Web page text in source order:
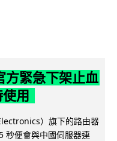
方緊急下架止血
用
）旗下的路由器
秒便會與中國伺服器連